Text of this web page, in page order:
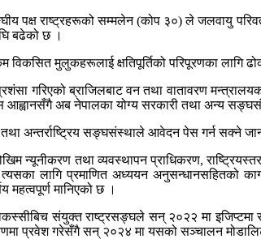
पक्ष राष्ट्रहरूको सम्मलेन (कोप ३०) ले जलवायु
बढेको छ ।
विकसित मुलुकहरूलाई क्षतिपूर्तिको परिपूरणका
गरिएको ब्राजिलबाट वन तथा वातावरण
अब नेपालका योग्य सरकारी तथा अन्य
अन्तर्राष्ट्रिय सङ्घसंस्थाले आवेदन पेस गर्न सक्ने
न्यूनीकरण तथा व्यवस्थापन प्राधिकरण,
त्यसका लागि प्रमाणित अध्ययन
मानिएको छ ।
संयुक्त राष्ट्रसङ्घले सन् २०२२ मा इजिप्टमा
प्रवेश गरेसँगै सन् २०२४ मा यसको सञ्चालन